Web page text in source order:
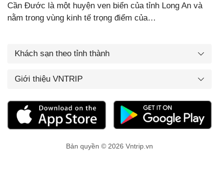
Cần Đước là một huyện ven biển của tỉnh Long An và
nằm trong vùng kinh tế trọng điểm của…
Khách sạn theo tỉnh thành
Giới thiệu VNTRIP
Bản quyền © 2026 Vntrip.vn